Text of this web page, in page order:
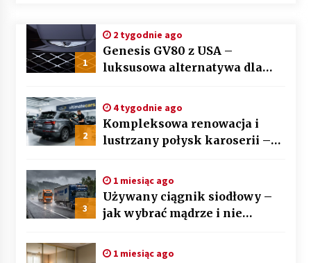
1
2 tygodnie ago
Genesis GV80 z USA –
luksusowa alternatywa dla
2
4 tygodnie ago
Kompleksowa renowacja i
lustrzany połysk karoserii –
3
1 miesiąc ago
Używany ciągnik siodłowy –
jak wybrać mądrze i nie
po kroku
1 miesiąc ago